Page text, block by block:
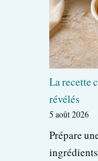
La recette
révélés
5 août 2026
Prépare